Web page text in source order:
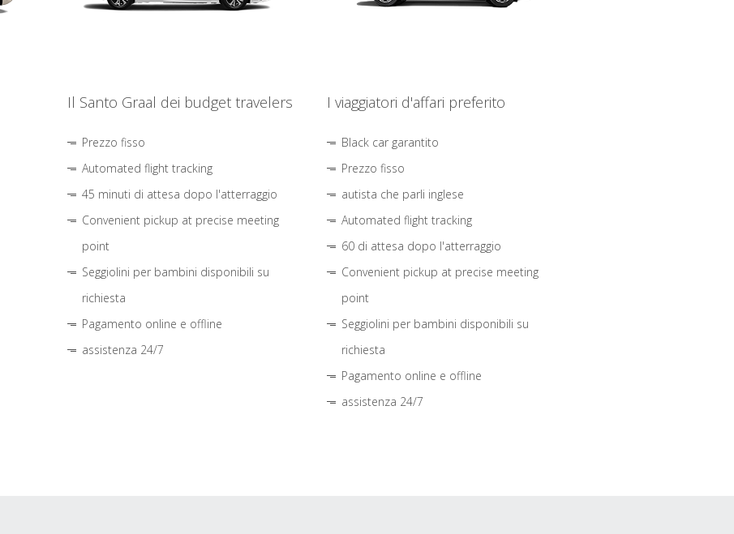
Il Santo Graal dei budget travelers
Prezzo fisso
Automated flight tracking
45 minuti di attesa dopo l'atterraggio
Convenient pickup at precise meeting
point
Seggiolini per bambini disponibili su
richiesta
Pagamento online e offline
assistenza 24/7
I viaggiatori d'affari preferito
Black car garantito
Prezzo fisso
autista che parli inglese
Automated flight tracking
60 di attesa dopo l'atterraggio
Convenient pickup at precise meeting
point
Seggiolini per bambini disponibili su
richiesta
Pagamento online e offline
assistenza 24/7